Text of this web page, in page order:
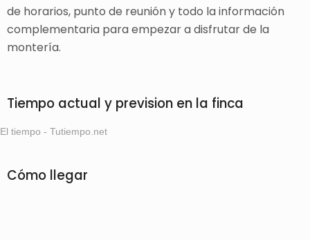
de horarios, punto de reunión y todo la información
complementaria para empezar a disfrutar de la
montería.
Tiempo actual y prevision en la finca
El tiempo - Tutiempo.net
Cómo llegar